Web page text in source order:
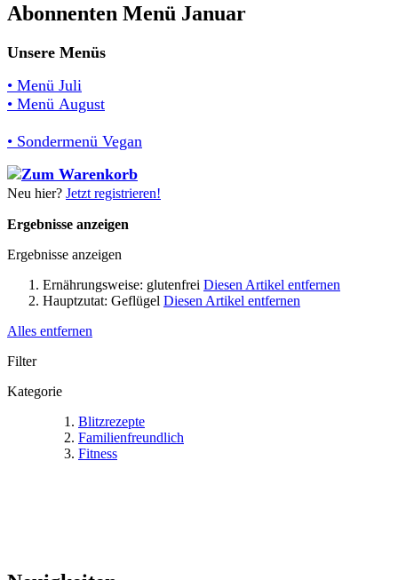
Abonnenten Menü Januar
Unsere Menüs
• Menü Juli
• Menü August
• Sondermenü Vegan
Neu hier? Jetzt registrieren!
Ergebnisse anzeigen
Ergebnisse anzeigen
Ernährungsweise: glutenfrei Diesen Artikel entfernen
Hauptzutat: Geflügel Diesen Artikel entfernen
Alles entfernen
Filter
Kategorie
Blitzrezepte
Familienfreundlich
Fitness